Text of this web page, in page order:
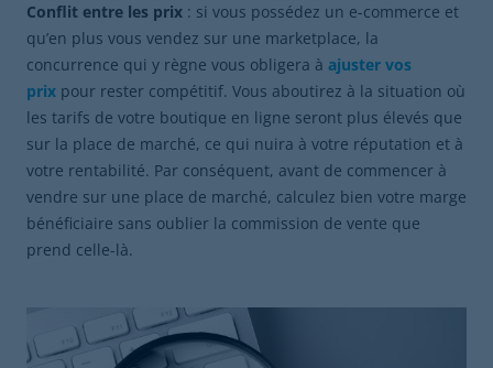
Conflit entre les prix : si vous possédez un e-commerce et
qu’en plus vous vendez sur une marketplace, la
concurrence qui y règne vous obligera à ajuster vos
prix pour rester compétitif. Vous aboutirez à la situation où
les tarifs de votre boutique en ligne seront plus élevés que
sur la place de marché, ce qui nuira à votre réputation et à
votre rentabilité. Par conséquent, avant de commencer à
vendre sur une place de marché, calculez bien votre marge
bénéficiaire sans oublier la commission de vente que
prend celle-là.